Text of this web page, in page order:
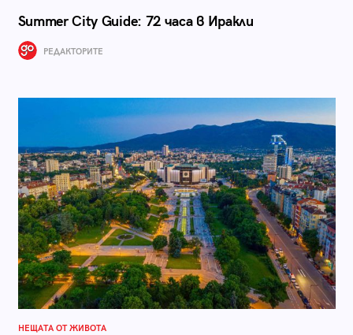
Summer City Guide: 72 часа в Иракли
РЕДАКТОРИТЕ
НЕЩАТА ОТ ЖИВОТА